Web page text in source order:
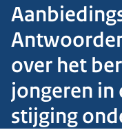
over het
jongeren
stijging